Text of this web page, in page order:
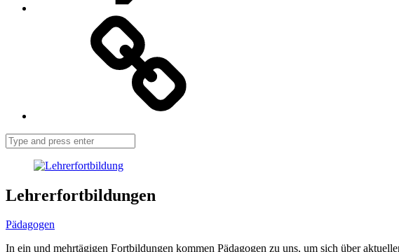
Search
Lehrerfortbildungen
Pädagogen
In ein und mehrtägigen Fortbildungen kommen Pädagogen zu uns, um sich über